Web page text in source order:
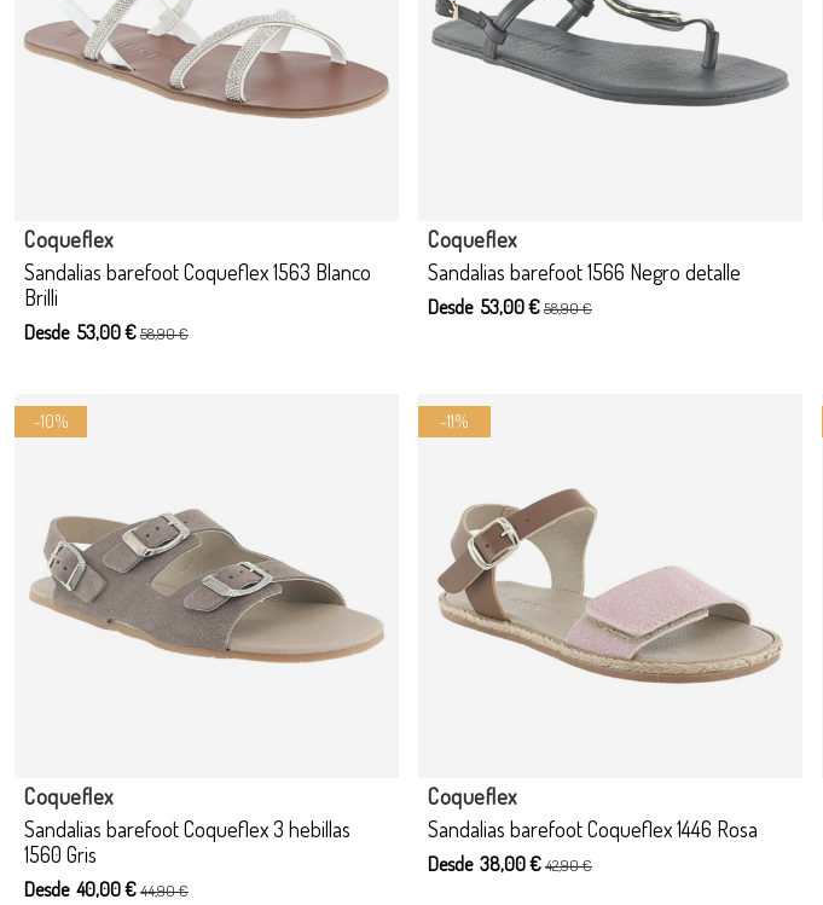
Sandalias barefoot Coqueflex 1563 Blanco
Brilli
Coqueflex
Desde 53,00 €58,90 €
Sandalias barefoot 1566 Negro detalle
Coqueflex
Desde 53,00 €58,90 €
-10%
Sandalias barefoot Coqueflex 3 hebillas
1560 Gris
Coqueflex
Desde 40,00 €44,90 €
-11%
Sandalias barefoot Coqueflex 1446 Rosa
Coqueflex
Desde 38,00 €42,90 €